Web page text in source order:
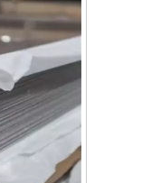
tubo retangular
galvanizado
frio pré-
soldado quadrado/
de aço
retangular/tubo/